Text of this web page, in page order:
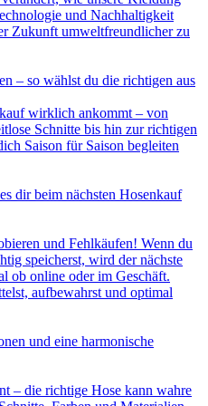
und Nachhaltigkeit
Zukunft umweltfreundlicher zu
– so wählst du die richtigen aus
wirklich ankommt – von
Schnitte bis hin zur richtigen
Saison für Saison begleiten
dir beim nächsten Hosenkauf
und Fehlkäufen! Wenn du
speicherst, wird der nächste
ob online oder im Geschäft.
aufbewahrst und optimal
und eine harmonische
– die richtige Hose kann wahre